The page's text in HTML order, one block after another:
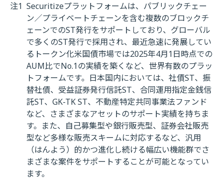
注1 Securitizeプラットフォームは、パブリックチェー
ン／プライベートチェーンを含む複数のブロックチ
ェーンでのST発行をサポートしており、グローバル
で多くのST発行で採用され、最近急速に発展してい
るトークン化米国債市場では2025年4月1日時点での
AUM比でNo.1の実績を築くなど、世界有数のプラッ
トフォームです。日本国内においては、社債ST、振
替社債、受益証券発行信託ST、合同運用指定金銭信
託ST、GK-TK ST、不動産特定共同事業法ファンド
など、さまざまなアセットのサポート実績を持ちま
す。また、自己募集型や銀行販売型、証券会社販売
型など多様な販売スキームに対応するなど、汎用
（はんよう）的かつ進化し続ける幅広い機能群でさ
まざまな案件をサポートすることが可能となってい
ます。